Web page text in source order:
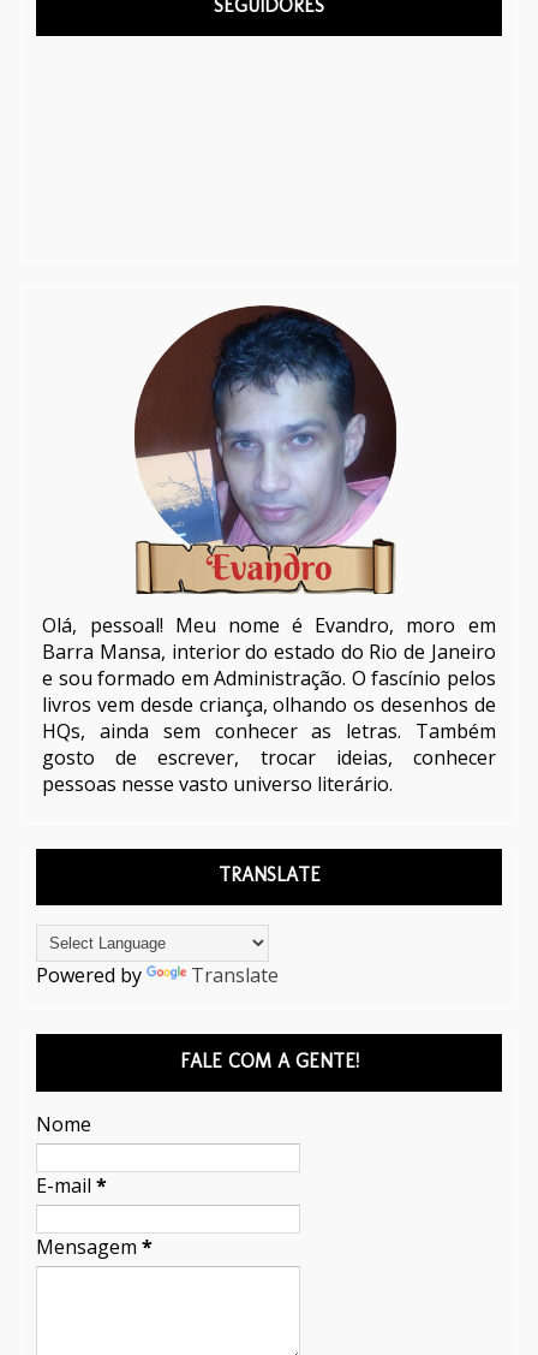
SEGUIDORES
Olá, pessoal! Meu nome é Evandro, moro em
Barra Mansa, interior do estado do Rio de Janeiro
e sou formado em Administração. O fascínio pelos
livros vem desde criança, olhando os desenhos de
HQs, ainda sem conhecer as letras. Também
gosto de escrever, trocar ideias, conhecer
pessoas nesse vasto universo literário.
TRANSLATE
Powered by Translate
FALE COM A GENTE!
Nome
E-mail*
Mensagem*